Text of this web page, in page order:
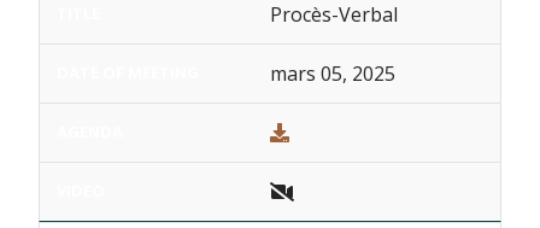
Procès-Verbal
mars 05, 2025